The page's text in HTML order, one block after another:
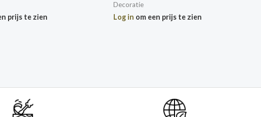
prijs te zien
Decoratie
Log in om een prijs te zien